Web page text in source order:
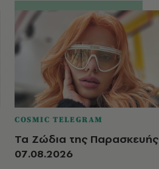
COSMIC TELEGRAM
Τα Ζώδια της Παρασκευής
07.08.2026